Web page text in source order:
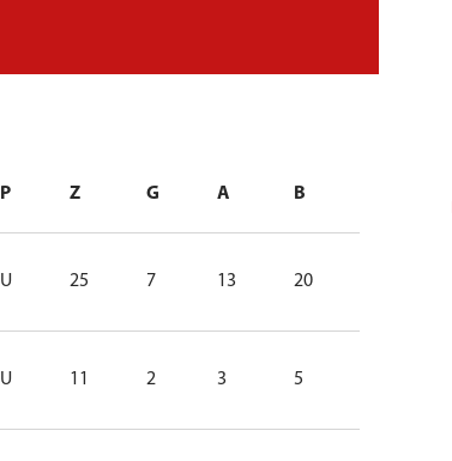
P Z G A B
U 25 7 13 20
U 11 2 3 5